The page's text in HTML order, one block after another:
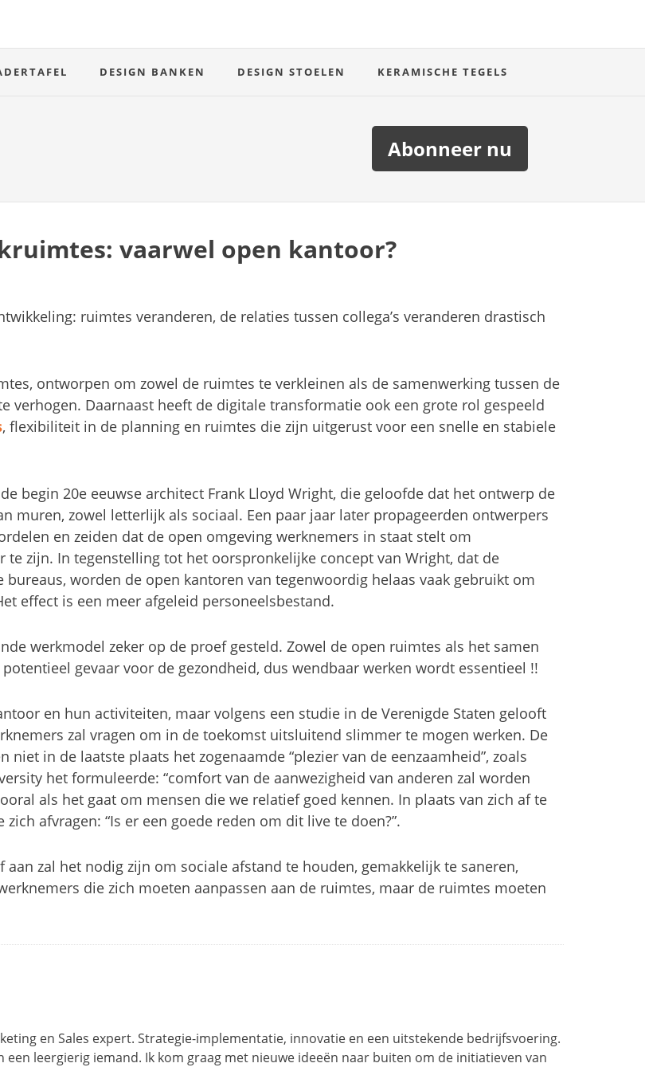
DESIGN BANKEN DESIGN STOELEN KERAMISCHE TEGELS
Abonneer nu
vaarwel open kantoor?
ruimtes veranderen, de relaties tussen collega’s veranderen drastisch
ontworpen om zowel de ruimtes te verkleinen als de samenwerking tussen de
verhogen. Daarnaast heeft de digitale transformatie ook een grote rol gespeeld
, flexibiliteit in de planning en ruimtes die zijn uitgerust voor een snelle en stabiele
begin 20e eeuwse architect Frank Lloyd Wright, die geloofde dat het ontwerp de
muren, zowel letterlijk als sociaal. Een paar jaar later propageerden ontwerpers
en zeiden dat de open omgeving werknemers in staat stelt om
zijn. In tegenstelling tot het oorspronkelijke concept van Wright, dat de
worden de open kantoren van tegenwoordig helaas vaak gebruikt om
effect is een meer afgeleid personeelsbestand.
werkmodel zeker op de proef gesteld. Zowel de open ruimtes als het samen
gevaar voor de gezondheid, dus wendbaar werken wordt essentieel !!
en hun activiteiten, maar volgens een studie in de Verenigde Staten gelooft
zal vragen om in de toekomst uitsluitend slimmer te mogen werken. De
in de laatste plaats het zogenaamde “plezier van de eenzaamheid”, zoals
het formuleerde: “comfort van de aanwezigheid van anderen zal worden
als het gaat om mensen die we relatief goed kennen. In plaats van zich af te
afvragen: “Is er een goede reden om dit live te doen?”.
zal het nodig zijn om sociale afstand te houden, gemakkelijk te saneren,
die zich moeten aanpassen aan de ruimtes, maar de ruimtes moeten
en Sales expert. Strategie-implementatie, innovatie en een uitstekende bedrijfsvoering.
een leergierig iemand. Ik kom graag met nieuwe ideeën naar buiten om de initiatieven van